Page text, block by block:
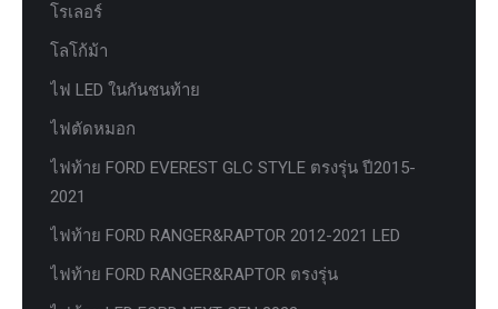
โรเลอร์
โลโก้ม้า
ไฟ LED ในกันชนท้าย
ไฟตัดหมอก
ไฟท้าย FORD EVEREST GLC STYLE ตรงรุ่น ปี2015-
2021
ไฟท้าย FORD RANGER&RAPTOR 2012-2021 LED
ไฟท้าย FORD RANGER&RAPTOR ตรงรุ่น